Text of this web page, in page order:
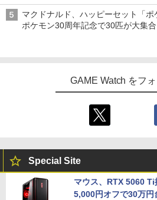
「ぽこポケ」は127万本に
マクドナルド、ハッピーセット「ポ
ポケモン30周年記念で30匹が大集合
GAME Watch をフ
Special Site
マウス、RTX 5060
5,000円オフで30万円